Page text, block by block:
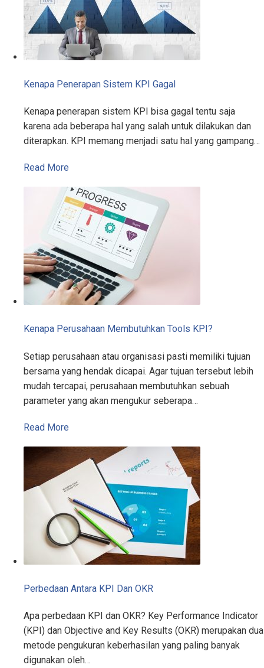
Kenapa Penerapan Sistem KPI Gagal
Kenapa penerapan sistem KPI bisa gagal tentu saja
karena ada beberapa hal yang salah untuk dilakukan dan
diterapkan. KPI memang menjadi satu hal yang gampang…
Read More
Kenapa Perusahaan Membutuhkan Tools KPI?
Setiap perusahaan atau organisasi pasti memiliki tujuan
bersama yang hendak dicapai. Agar tujuan tersebut lebih
mudah tercapai, perusahaan membutuhkan sebuah
parameter yang akan mengukur seberapa…
Read More
Perbedaan Antara KPI Dan OKR
Apa perbedaan KPI dan OKR? Key Performance Indicator
(KPI) dan Objective and Key Results (OKR) merupakan dua
metode pengukuran keberhasilan yang paling banyak
digunakan oleh…